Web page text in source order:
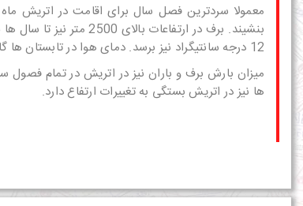
معمولا سردترین فصل سال برای اقامت در اتریش
بنشیند. برف در
12 درجه سانتیگراد نیز برسد. دمای هوا در تابستان ها گاهی به 30 درجه سانتیگراد نیز می رسد.
میزان بارش برف و باران نیز در اتریش در تمام فصول
ها نیز در اتریش بستگی به تغییرات ارتفاع دارد.